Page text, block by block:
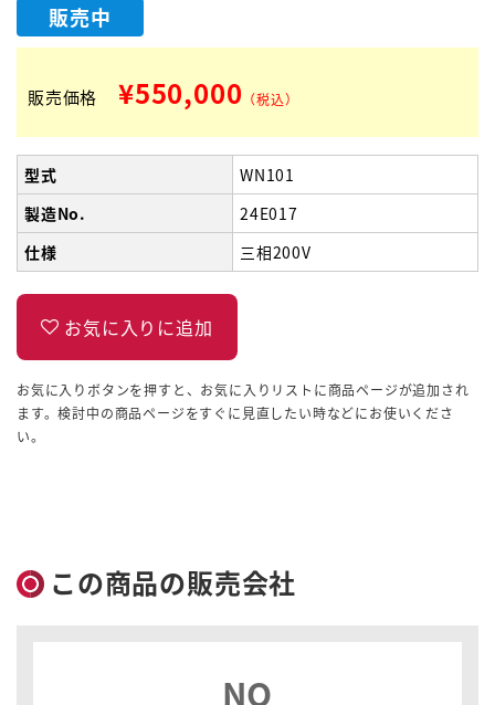
販売中
販売価格 ¥550,000 （税込）
型式
WN101
製造No.
24E017
仕様
三相200V
お気に入りボタンを押すと、お気に入りリストに商品ページが追加され
ます。検討中の商品ページをすぐに見直したい時などにお使いくださ
い。
この商品の販売会社
NO